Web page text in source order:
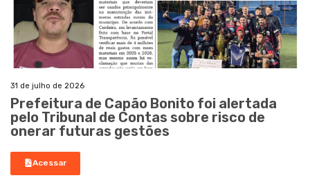
31 de julho de 2026
Prefeitura de Capão Bonito foi alertada
pelo Tribunal de Contas sobre risco de
onerar futuras gestões
Acessar